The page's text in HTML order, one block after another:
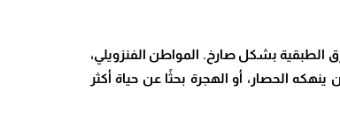
الطبقية بشكل صارخ. المواطن الفنزويلي،
الحصار، أو الهجرة بحثًا عن حياة أكثر